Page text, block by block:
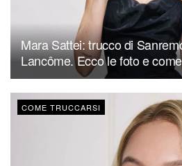
Mara Sattei: trucco di
Lancôme. Ecco le foto e
COME TRUCCARSI